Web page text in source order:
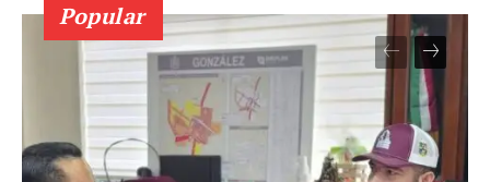
Popular